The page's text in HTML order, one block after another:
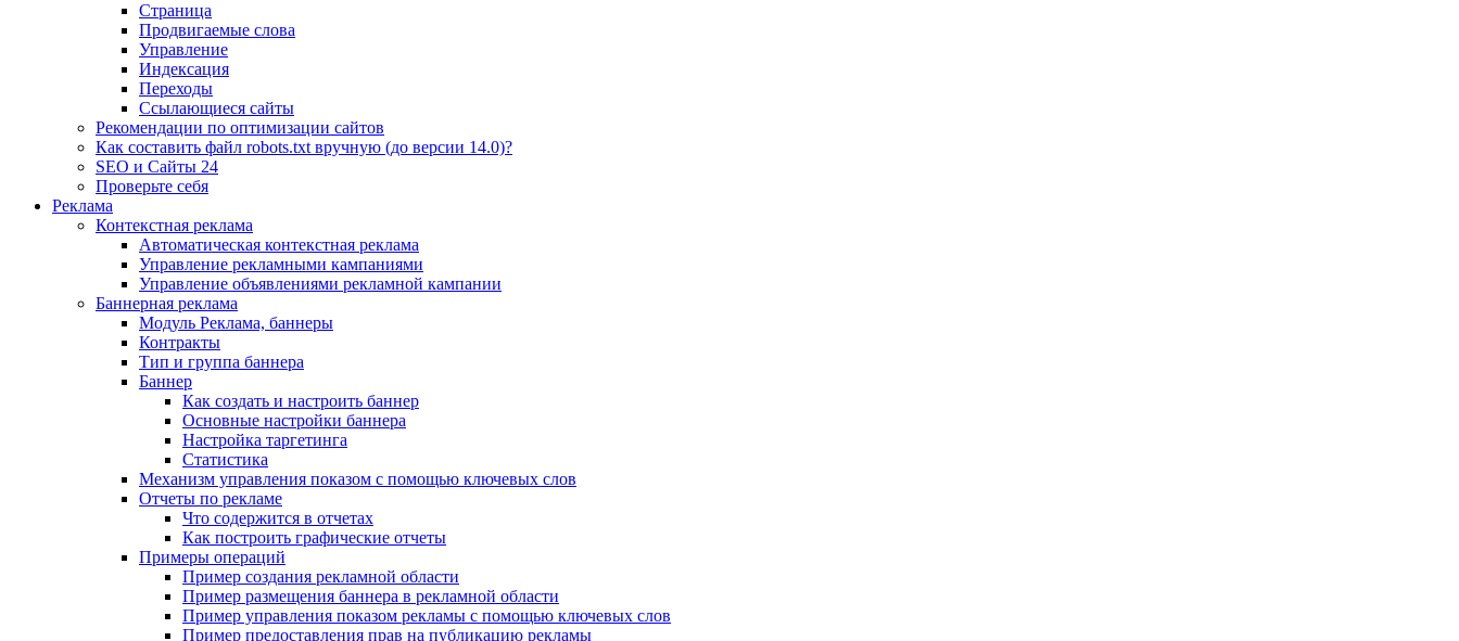
Страница
Продвигаемые слова
Управление
Индексация
Переходы
Ссылающиеся сайты
Рекомендации по оптимизации сайтов
Как составить файл robots.txt вручную (до версии 14.0)?
SEO и Сайты 24
Проверьте себя
Реклама
Контекстная реклама
Автоматическая контекстная реклама
Управление рекламными кампаниями
Управление объявлениями рекламной кампании
Баннерная реклама
Модуль Реклама, баннеры
Контракты
Тип и группа баннера
Баннер
Как создать и настроить баннер
Основные настройки баннера
Настройка таргетинга
Статистика
Механизм управления показом с помощью ключевых слов
Отчеты по рекламе
Что содержится в отчетах
Как построить графические отчеты
Примеры операций
Пример создания рекламной области
Пример размещения баннера в рекламной области
Пример управления показом рекламы с помощью ключевых слов
Пример предоставления прав на публикацию рекламы